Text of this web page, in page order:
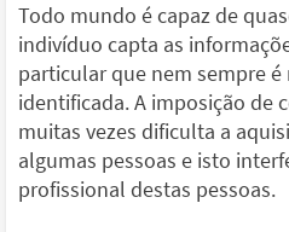
Todo mundo é capaz de
indivíduo capta as
particular que nem sempre
identificada. A imposição de
muitas vezes dificulta a
algumas pessoas e isto
profissional destas pessoas.